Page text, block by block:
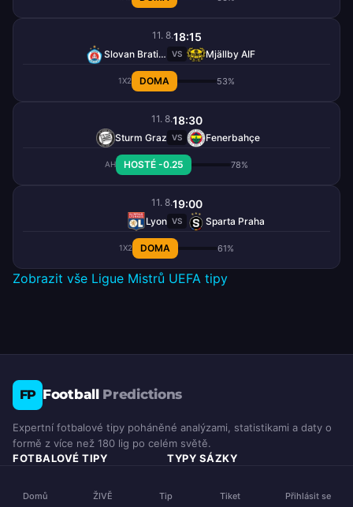
11. 8.18:15
Slovan Bratislava VS Mjällby AIF
1X2 DOMA 53%
11. 8.18:30
Sturm Graz VS Fenerbahçe
AH HOSTÉ -0.25 78%
11. 8.19:00
Lyon VS Sparta Praha
1X2 DOMA 61%
Zobrazit vše Ligue Mistrů UEFA tipy
FP Football Predictions
Expertní fotbalové tipy poháněné analýzami, statistikami a daty o
formě z více než 180 lig po celém světě.
FOTBALOVÉ TIPY
Zítřejší tipy
TYPY SÁZKY
Výsledek Zápasu (1X2)
Domů ŽIVĚ Tip Tiket Přihlásit se